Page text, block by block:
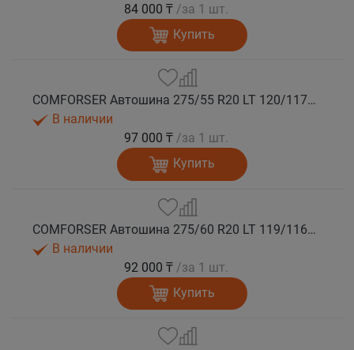
84 000 ₸ /за 1 шт.
Купить
COMFORSER Автошина 275/55 R20 LT 120/117S CF1100 10PR RWL лето
В наличии
97 000 ₸ /за 1 шт.
Купить
COMFORSER Автошина 275/60 R20 LT 119/116S CF1100 8PR RWL лето
В наличии
92 000 ₸ /за 1 шт.
Купить